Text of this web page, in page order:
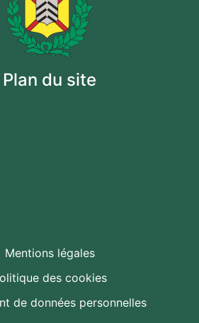
Plan du site
Mentions légales
des cookies
de données personnelles